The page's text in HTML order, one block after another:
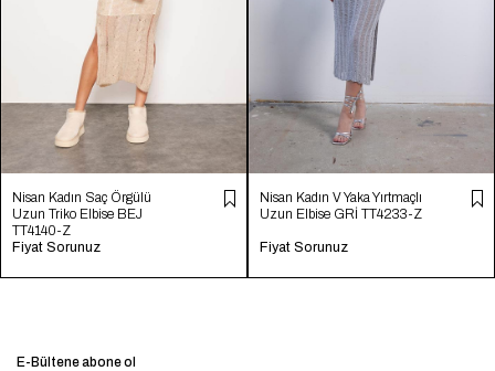
Nisan Kadın Saç Örgülü
Uzun Triko Elbise BEJ
TT4140-Z
Fiyat Sorunuz
Nisan Kadın V Yaka Yırtmaçlı
Uzun Elbise GRİ TT4233-Z
Fiyat Sorunuz
E-Bültene abone ol